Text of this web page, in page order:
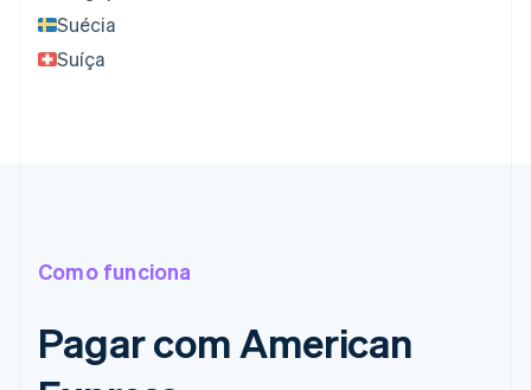
Suécia
Suíça
Como funciona
Pagar com American